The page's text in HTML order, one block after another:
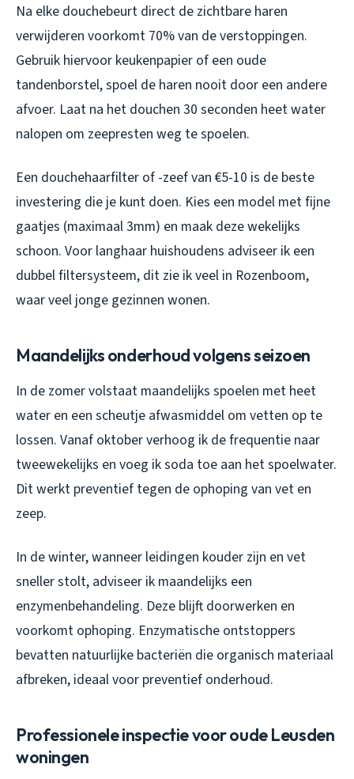
Na elke douchebeurt direct de zichtbare haren
verwijderen voorkomt 70% van de verstoppingen.
Gebruik hiervoor keukenpapier of een oude
tandenborstel, spoel de haren nooit door een andere
afvoer. Laat na het douchen 30 seconden heet water
nalopen om zeepresten weg te spoelen.
Een douchehaarfilter of -zeef van €5-10 is de beste
investering die je kunt doen. Kies een model met fijne
gaatjes (maximaal 3mm) en maak deze wekelijks
schoon. Voor langhaar huishoudens adviseer ik een
dubbel filtersysteem, dit zie ik veel in Rozenboom,
waar veel jonge gezinnen wonen.
Maandelijks onderhoud volgens seizoen
In de zomer volstaat maandelijks spoelen met heet
water en een scheutje afwasmiddel om vetten op te
lossen. Vanaf oktober verhoog ik de frequentie naar
tweewekelijks en voeg ik soda toe aan het spoelwater.
Dit werkt preventief tegen de ophoping van vet en
zeep.
In de winter, wanneer leidingen kouder zijn en vet
sneller stolt, adviseer ik maandelijks een
enzymenbehandeling. Deze blijft doorwerken en
voorkomt ophoping. Enzymatische ontstoppers
bevatten natuurlijke bacteriën die organisch materiaal
afbreken, ideaal voor preventief onderhoud.
Professionele inspectie voor oude Leusden
woningen